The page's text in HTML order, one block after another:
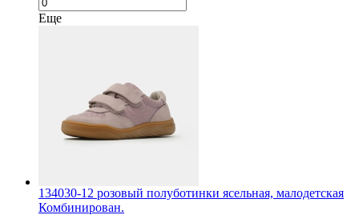
Еще
134030-12 розовый полуботинки ясельная, малодетская
Комбинирован.